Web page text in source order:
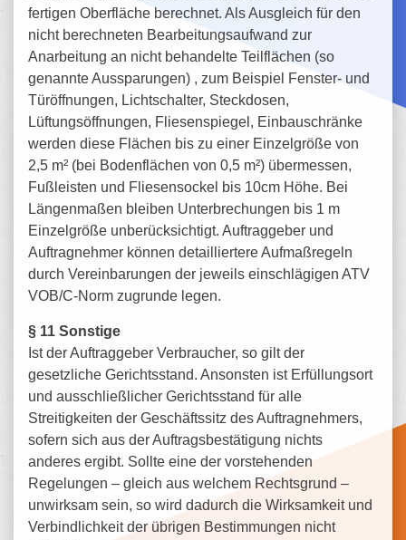
fertigen Oberfläche berechnet. Als Ausgleich für den
nicht berechneten Bearbeitungsaufwand zur
Anarbeitung an nicht behandelte Teilflächen (so
genannte Aussparungen) , zum Beispiel Fenster- und
Türöffnungen, Lichtschalter, Steckdosen,
Lüftungsöffnungen, Fliesenspiegel, Einbauschränke
werden diese Flächen bis zu einer Einzelgröße von
2,5 m² (bei Bodenflächen von 0,5 m²) übermessen,
Fußleisten und Fliesensockel bis 10cm Höhe. Bei
Längenmaßen bleiben Unterbrechungen bis 1 m
Einzelgröße unberücksichtigt. Auftraggeber und
Auftragnehmer können detailliertere Aufmaßregeln
durch Vereinbarungen der jeweils einschlägigen ATV
VOB/C-Norm zugrunde legen.
§ 11 Sonstige
Ist der Auftraggeber Verbraucher, so gilt der
gesetzliche Gerichtsstand. Ansonsten ist Erfüllungsort
und ausschließlicher Gerichtsstand für alle
Streitigkeiten der Geschäftssitz des Auftragnehmers,
sofern sich aus der Auftragsbestätigung nichts
anderes ergibt. Sollte eine der vorstehenden
Regelungen – gleich aus welchem Rechtsgrund –
unwirksam sein, so wird dadurch die Wirksamkeit und
Verbindlichkeit der übrigen Bestimmungen nicht